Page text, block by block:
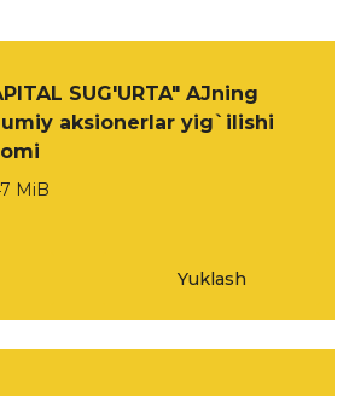
SUG'URTA" AJning
aksionerlar yig`ilishi
MiB
Yuklash